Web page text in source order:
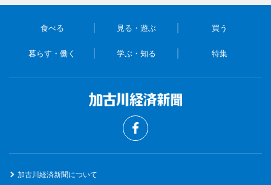
食べる 見る・遊ぶ 買う
暮らす・働く 学ぶ・知る 特集
加古川経済新聞について